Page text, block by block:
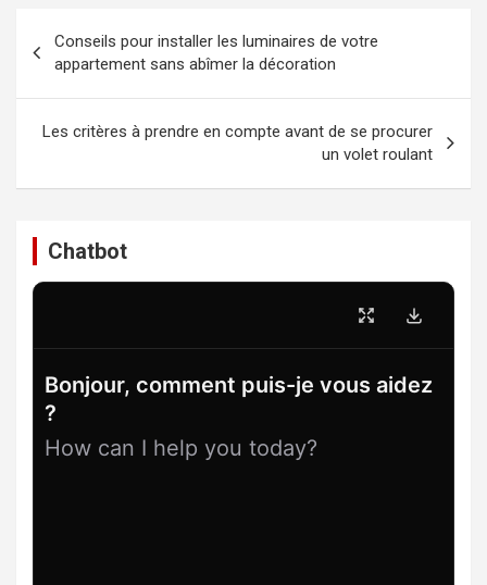
de
l’article
Conseils pour installer les luminaires de votre
appartement sans abîmer la décoration
Les critères à prendre en compte avant de se procurer
un volet roulant
Chatbot
Bonjour, comment puis-je vous aidez
?
How can I help you today?